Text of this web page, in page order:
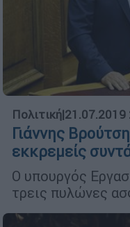
Πολιτική|21.07.2019
Γιάννης
εκκρεμείς
Ο υπουργός
τρεις πυλώνες